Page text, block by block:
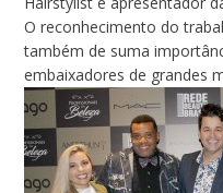
O reconhecimento do
também de suma
embaixadores de grandes